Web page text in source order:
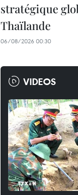
stratégique
Thaïlande
06/08/2026 00:30
VIDEOS